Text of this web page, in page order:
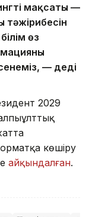
мақсаты —
тәжірибесін
өз
— деді
2029
көшіру
айқындалған.